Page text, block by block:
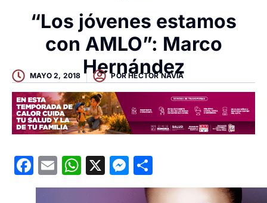
“Los jóvenes estamos
con AMLO”: Marco
Hernández
MAYO 2, 2018 PORHECTOR NAVIA
Facebook
EmailWhatsApp
X Messenger